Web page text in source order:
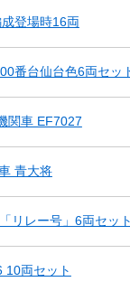
登場時16両
番台仙台色6両セッ
関車 EF7027
青大将
リレー号」6両セット
両セット